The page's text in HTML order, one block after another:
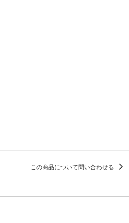
この商品について問い合わせる